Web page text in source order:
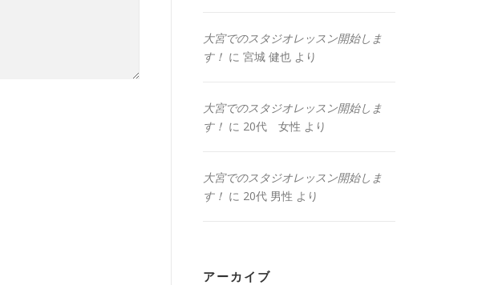
大宮でのスタジオレッスン開始しま
す！ に 宮城 健也 より
大宮でのスタジオレッスン開始しま
す！ に 20代 女性 より
大宮でのスタジオレッスン開始しま
す！ に 20代 男性 より
アーカイブ